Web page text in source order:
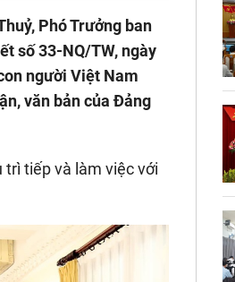
Phó Trưởng ban
số 33-NQ/TW, ngày
người Việt Nam
văn bản của Đảng
trì tiếp và làm việc với